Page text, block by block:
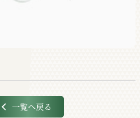
一覧へ戻る